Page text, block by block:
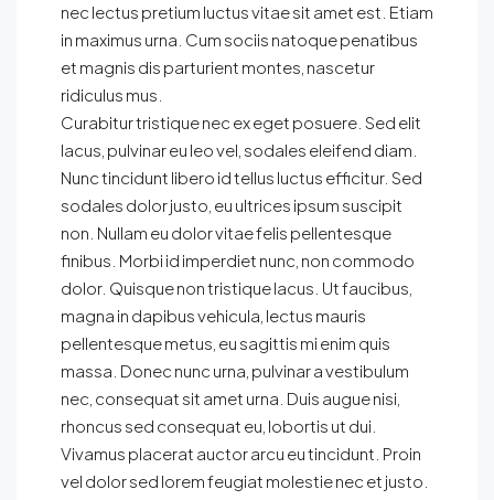
nec lectus pretium luctus vitae sit amet est. Etiam
in maximus urna. Cum sociis natoque penatibus
et magnis dis parturient montes, nascetur
ridiculus mus.
Curabitur tristique nec ex eget posuere. Sed elit
lacus, pulvinar eu leo vel, sodales eleifend diam.
Nunc tincidunt libero id tellus luctus efficitur. Sed
sodales dolor justo, eu ultrices ipsum suscipit
non. Nullam eu dolor vitae felis pellentesque
finibus. Morbi id imperdiet nunc, non commodo
dolor. Quisque non tristique lacus. Ut faucibus,
magna in dapibus vehicula, lectus mauris
pellentesque metus, eu sagittis mi enim quis
massa. Donec nunc urna, pulvinar a vestibulum
nec, consequat sit amet urna. Duis augue nisi,
rhoncus sed consequat eu, lobortis ut dui.
Vivamus placerat auctor arcu eu tincidunt. Proin
vel dolor sed lorem feugiat molestie nec et justo.